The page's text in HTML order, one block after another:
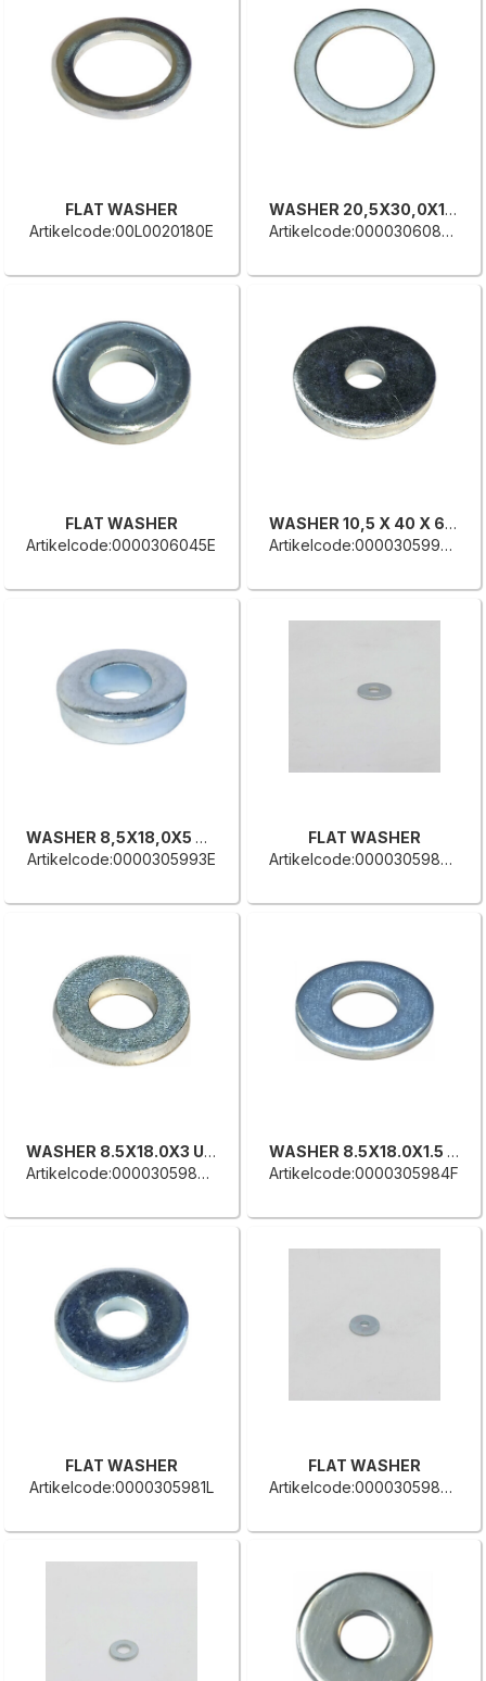
FLAT WASHER
Artikelcode:00L0020180E
WASHER 20,5X30,0X1 UNI 6592
Artikelcode:0000306088F
FLAT WASHER
Artikelcode:0000306045E
WASHER 10,5 X 40 X 6 UNI 6592
Artikelcode:0000305999H
WASHER 8,5X18,0X5 UNI 6592
Artikelcode:0000305993E
FLAT WASHER
Artikelcode:0000305986A
WASHER 8.5X18.0X3 UNI 6592
Artikelcode:0000305985H
WASHER 8.5X18.0X1.5 UNI 6592
Artikelcode:0000305984F
FLAT WASHER
Artikelcode:0000305981L
FLAT WASHER
Artikelcode:0000305980G